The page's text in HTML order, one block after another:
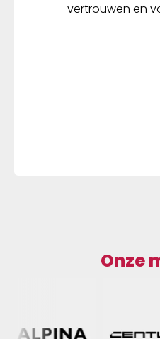
vertrouwen en
Onze